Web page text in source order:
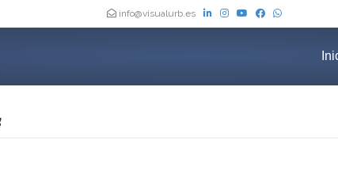
info@visualurb.es